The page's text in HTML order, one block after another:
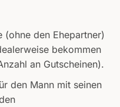
(ohne den Ehepartner)
bekommen
an Gutscheinen).
den Mann mit seinen